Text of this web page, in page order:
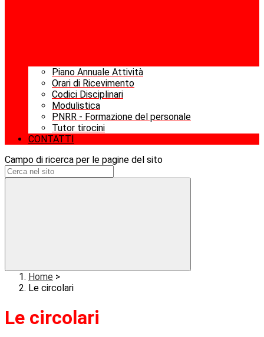
Piano Annuale Attività
Orari di Ricevimento
Codici Disciplinari
Modulistica
PNRR - Formazione del personale
Tutor tirocini
CONTATTI
Campo di ricerca per le pagine del sito
Home >
Le circolari
Le circolari